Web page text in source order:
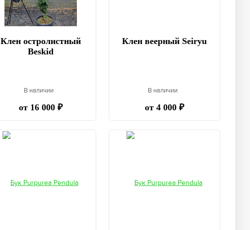
Клен остролистный
Beskid
В наличии
от 16 000 ₽
Клен веерный Seiryu
В наличии
от 4 000 ₽